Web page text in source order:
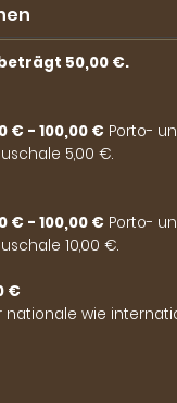
50,00 €.
€ - 100,00 € Porto-
5,00 €.
€ - 100,00 € Porto-
10,00 €.
€
nationale wie